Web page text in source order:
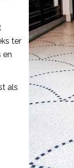
ter
en
als